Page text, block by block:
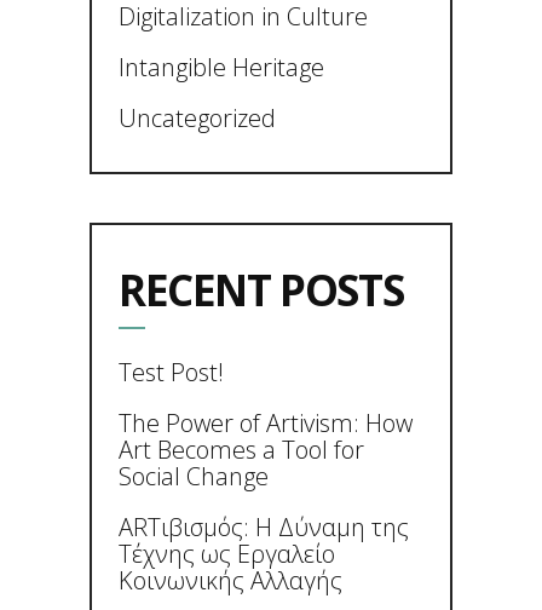
Digitalization in Culture
Intangible Heritage
Uncategorized
RECENT POSTS
Test Post!
The Power of Artivism: How
Art Becomes a Tool for
Social Change
ARTιβισμός: Η Δύναμη της
Τέχνης ως Εργαλείο
Κοινωνικής Αλλαγής